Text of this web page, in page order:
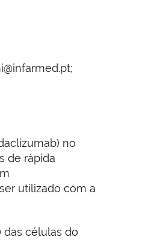
no
de rápida
utilizado com a
das células do